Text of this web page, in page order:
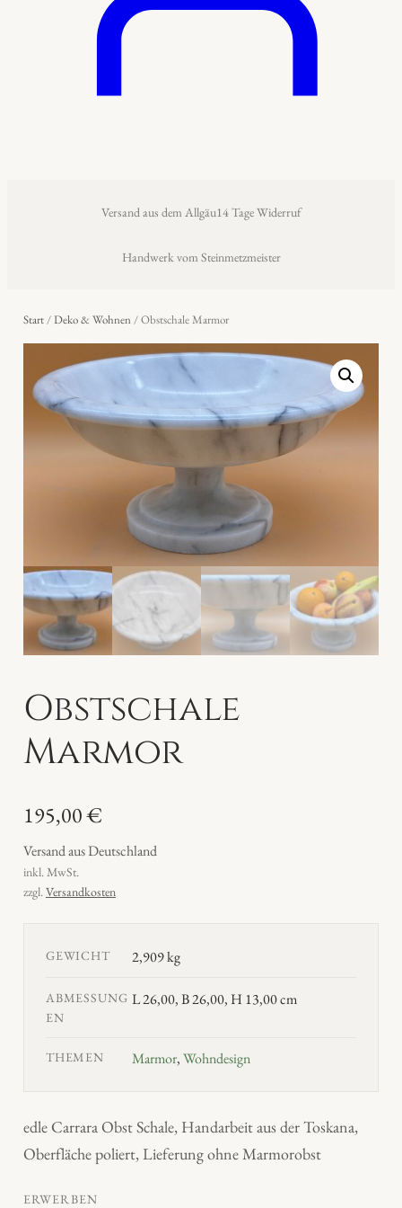
Versand aus dem Allgäu14 Tage Widerruf
Handwerk vom Steinmetzmeister
Start/Deko & Wohnen/ Obstschale Marmor
Obstschale
Marmor
195,00€
Versand aus Deutschland
inkl. MwSt.
zzgl. Versandkosten
GEWICHT 2,909 kg
ABMESSUNG
EN
L 26,00, B 26,00, H 13,00 cm
THEMEN Marmor,Wohndesign
edle Carrara Obst Schale, Handarbeit aus der Toskana,
Oberfläche poliert, Lieferung ohne Marmorobst
ERWERBEN